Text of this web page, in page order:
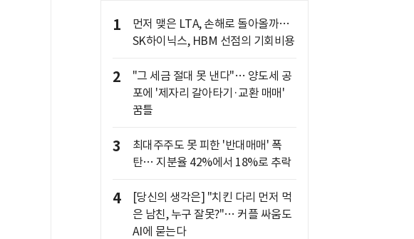
1
먼저 맺은 LTA, 손해로 돌아올까…
SK하이닉스, HBM 선점의 기회비용
2
"그 세금 절대 못 낸다"… 양도세 공
포에 '제자리 갈아타기·교환 매매'
꿈틀
3
최대주주도 못 피한 '반대매매' 폭
탄… 지분율 42%에서 18%로 추락
4
[당신의 생각은] "치킨 다리 먼저 먹
은 남친, 누구 잘못?"… 커플 싸움도
AI에 묻는다